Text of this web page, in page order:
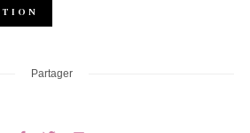
Partager